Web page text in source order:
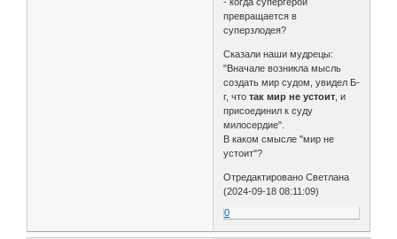
превращается в
суперзлодея?
Сказали наши мудрецы:
"Вначале возникла мысль
создать мир судом, увидел Б-
г, чтотак мир не устоит , и
присоединил к суду
милосердие".
В каком смысле "мир не
устоит"?
Отредактировано Светлана
(2024-09-18 08:11:09)
0